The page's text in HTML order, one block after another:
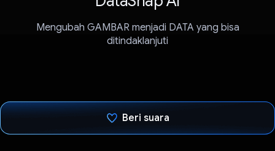
Mengubah GAMBAR menjadi DATA yang bisa
ditindaklanjuti
Beri suara